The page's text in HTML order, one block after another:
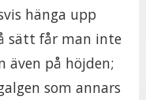
hänga upp
sätt får man inte
även på höjden;
som annars